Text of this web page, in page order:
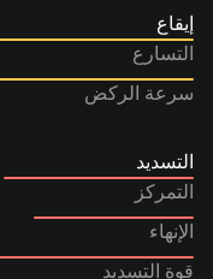
إيقاع
التسارع
سرعة الركض
التسديد
التمركز
الإنهاء
قوة التسديد